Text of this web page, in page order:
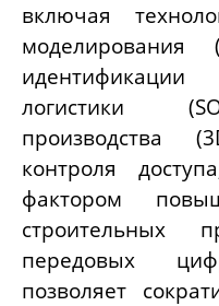
включая
моделирования
логистики
производства
контроля
фактором
строительных
передовых
позволяет